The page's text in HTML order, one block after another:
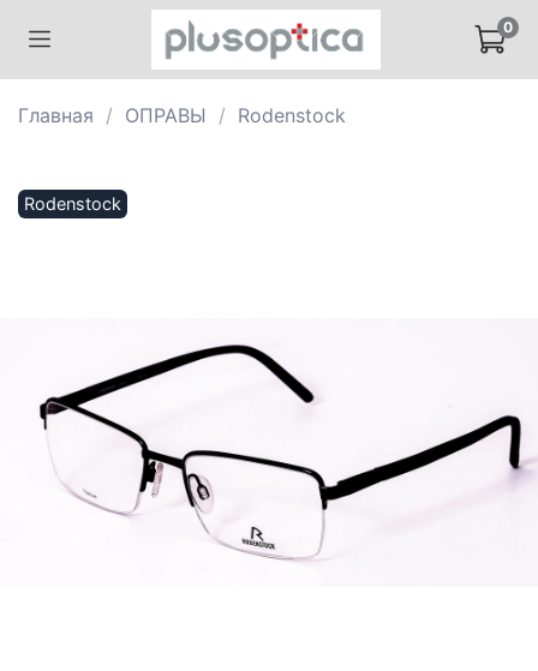
0
Главная ОПРАВЫ Rodenstock
Rodenstock